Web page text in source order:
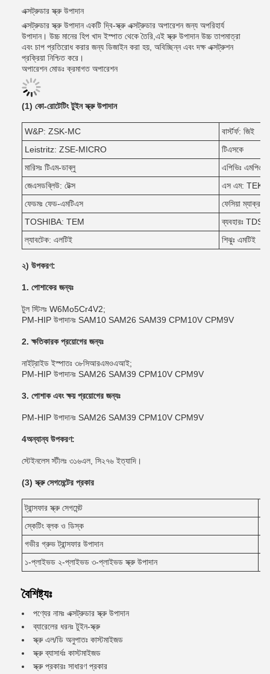
এক্সট্রুডার স্ক্রু উপাদান
এক্সট্রুডার স্ক্রু উপাদান একটি দ্বি-স্ক্রু এক্সট্রুডার অপারেশন জন্য অপরিহার্য
উপাদান। উচ্চ মানের হিপ খাদ ইস্পাত থেকে তৈরি,এই স্ক্রু উপাদান উচ্চ তাপমাত্রা
এবং চাপ প্রতিরোধ করার জন্য ডিজাইন করা হয়, অবিচ্ছিন্ন এবং দক্ষ এক্সট্রুশন
প্রক্রিয়া নিশ্চিত করে।
অপারেশন মোডঃ ক্রমাগত অপারেশন
(1) কো-রোটেটিং টুইন স্ক্রু উপাদান
W&P: ZSK-MC
বার্স্টর্ফ: জিই
Leistritz: ZSE-MICRO
টিএসকে
মারিসঃ টিএম-ডাব্লু
এপিভিঃ এমপি৬৫
জেএসডব্লিউ: টেক্স
এস এম: TEK-
ফেডমঃ ফেড-এমটিএস
ফেসিয়া
TOSHIBA: TEM
ব্যবহারঃ TDS
ল্যাবটেক: এলটিই
শিঝুঃ এমটিই
২) উপকরণ:
1. পোশাকের জন্যঃ
টুল স্টিলঃ W6Mo5Cr4V2;
PM-HIP উপাদানঃ SAM10 SAM26 SAM39 CPM10V CPM9V
2. ক্ষতিকারক প্রয়োগের জন্যঃ
নাইট্রাইড ইস্পাতঃ ৩৮সিআরএমওএআই;
PM-HIP উপাদানঃ SAM26 SAM39 CPM10V CPM9V
3. পোশাক এবং ক্ষয় প্রয়োগের জন্যঃ
PM-HIP উপাদানঃ SAM26 SAM39 CPM10V CPM9V
4অন্যান্য উপকরণ:
স্টেইনলেস স্টীলঃ ৩১৬এল, সি২৭৬ ইত্যাদি।
(3) স্ক্রু সেগমেন্টের প্রকার
ট্রান্সফার স্ক্রু সেগমেন্ট
স্কেটিং ব্লক ও ডিস্ক
গভীর গ্রুভ ট্রান্সফার উপাদান
১-প্লাইভড ২-প্লাইভড ৩-প্লাইভড স্ক্রু উপাদান
বৈশিষ্ট্যঃ
পণ্যের নামঃ এক্সট্রুডার স্ক্রু উপাদান
ব্যারেলের ধরনঃ টুইন-স্ক্রু
স্ক্রু এল/ডি অনুপাতঃ কাস্টমাইজড
স্ক্রু ব্যাসার্ধঃ কাস্টমাইজড
স্ক্রু প্রকারঃ সাধারণ প্রকার